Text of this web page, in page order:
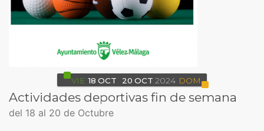
VIE 18 OCT 20 OCT 2024 DOM
Actividades deportivas fin de semana
del 18 al 20 de Octubre